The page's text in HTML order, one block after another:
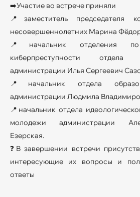
➡️Участие во встрече приняли
📍заместитель председателя
несовершеннолетних Марина
📍начальник отделения по
киберпреступности
администрации Илья Сергеевич
📍начальник отдела
администрации Людмила
📍начальник отдела
молодежи администрации
Езерская.
❓В завершении встречи
интересующие их вопросы и
ответы